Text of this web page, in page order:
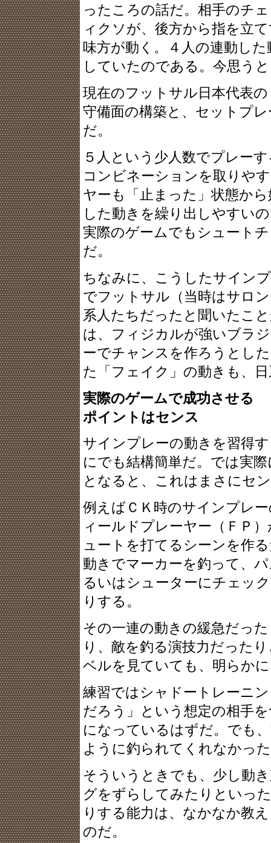
ったころの話だ。相手のチ
ィクソが、後方から指を立
味方が動く。４人の連動し
していたのである。今思う
現在のフットサル日本代表
守備面の構築と、セットプ
だ。
５人という少人数でプレー
コンビネーションを取りや
ヤーも「止まった」状態か
した動きを繰り出しやすい
実際のゲームでもシュート
だ。
ちなみに、こうしたサイン
でフットサル（当時はサロ
系人たちだったと聞いたこ
は、フィジカルが強いブラ
ーでチャンスを作ろうとし
た「フェイク」の動きも、
実際のゲームで成功させる
ポイントはセンス
サインプレーの動きを習得
にでも結構簡単だ。では実
となると、これはまさにセ
例えばＣＫ時のサインプレ
ィールドプレーヤー（ＦＰ
ュートを打てるシーンを作
動きでマーカーを釣って、
るいはシューターにチェッ
りする。
その一連の動きの緩急だっ
り、敵を釣る演技力だった
ベルを見ていても、明らか
練習ではシャドートレーニ
だろう」という想定の相手
になっているはずだ。でも
ように釣られてくれなかっ
そういうときでも、少し動
グをずらしてみたりといっ
りする能力は、なかなか教
のだ。